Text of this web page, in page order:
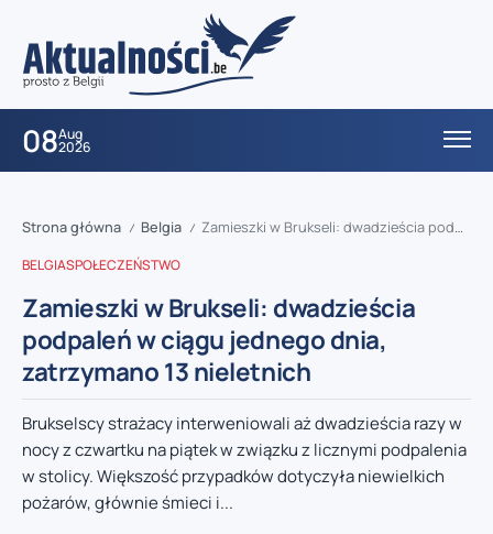
08Aug
2026
Strona główna / Belgia / Zamieszki w Brukseli: dwadzieścia podpaleń w ciągu jednego dnia, zatrzymano 13 nieletnich
BELGIASPOŁECZEŃSTWO
Zamieszki w Brukseli: dwadzieścia
podpaleń w ciągu jednego dnia,
zatrzymano 13 nieletnich
Brukselscy strażacy interweniowali aż dwadzieścia razy w
nocy z czwartku na piątek w związku z licznymi podpalenia
w stolicy. Większość przypadków dotyczyła niewielkich
pożarów, głównie śmieci i...